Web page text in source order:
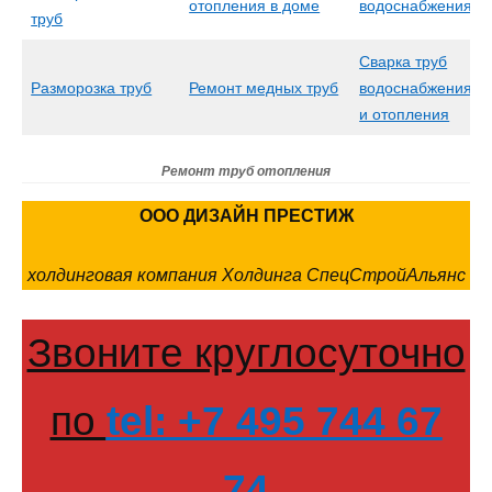
труб
отопления в доме водоснабжения
Разморозка труб Ремонт медных труб
Сварка труб
водоснабжения
и отопления
Ремонт труб отопления
ООО ДИЗАЙН ПРЕСТИЖ
холдинговая компания Холдинга СпецСтройАльянс
Звоните круглосуточно
по tel: +7 495 744 67